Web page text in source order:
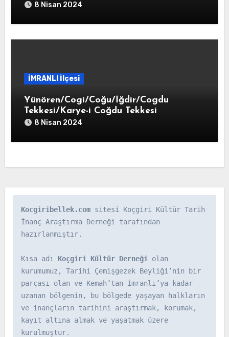
8 Nisan 2024
İMRANLI İlçesi
Yünören/Cogi/Coğu/İğdir/Cogdu
Tekkesi/Karye-i Coğdu Tekkesi
8 Nisan 2024
Kocgiribellek.com sitesi Koçgiri Kültür Tarih
İnanç Araştırma Derneği tarafından
hazırlanmıştır.
Kısa adı Koçgiri Kültür Derneği olan
kurumumuz, Tarihi Çemişgezek Beyliği’nin bir
parçası olan ve Kemah’tan İmranlı’ya kadar
uzanan bölgenin, bu bölgede yaşayan halkların
ve inançların tarihini araştırmak, korumak,
kayıt altına almak ve yaşatmak üzere
kurulmuştur.